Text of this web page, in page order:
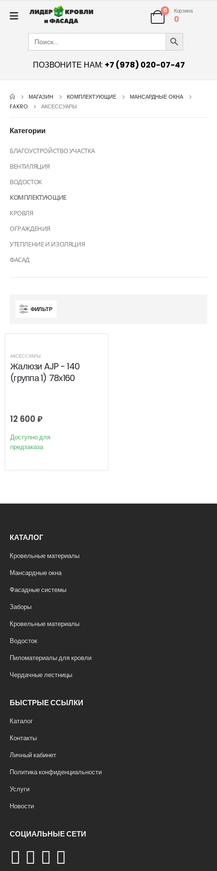
0 Корзина
0
Search
for:
Search Button
ПОЗВОНИТЕ НАМ: +7 (978) 020-07-47
МАГАЗИН КОМПЛЕКТУЮЩИЕ
МАНСАРДНЫЕ ОКНА
FAKRO
АКСЕССУАРЫ
ФИЛЬТР
АКСЕССУАРЫ
Жалюзи AJP - 140
(группа 1) 78х160
12 600 ₽
Доступно для
предзаказа
Категории
БЛАГОУСТРОЙСТВО УЧАСТКА
ВЕНТИЛЯЦИЯ
ВОДОСТОК
КОМПЛЕКТУЮЩИЕ
КРОВЛЯ
ОГРАЖДЕНИЯ
УТЕПЛЕНИЕ И ИЗОЛЯЦИЯ
ФАСАД
КАТАЛОГ
Кровельные материалы
Мансардные окна
Фасадные системы
Заборы
Кровельные материалы
Водосток
Пиломатериалы для кровли
Чердачные лестницы
БЫСТРЫЕ ССЫЛКИ
Каталог
Контакты
Личный кабинет
Политика конфиденциальности
Услуги
Новости
СОЦИАЛЬНЫЕ СЕТИ